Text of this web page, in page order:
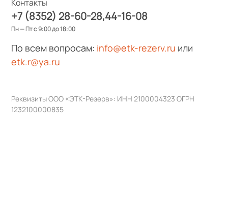
Контакты
+7 (8352) 28-60-28 44-16-08
Пн — Пт с 9:00 до 18:00
По всем вопросам: info@etk-rezerv.ru или
etk.r@ya.ru
Реквизиты ООО «ЭТК-Резерв»: ИНН 2100004323 ОГРН
1232100000835